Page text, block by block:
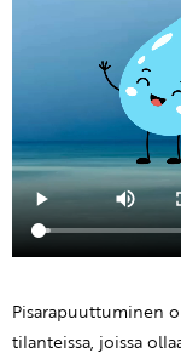
Pisarapuuttuminen
tilanteissa, joissa